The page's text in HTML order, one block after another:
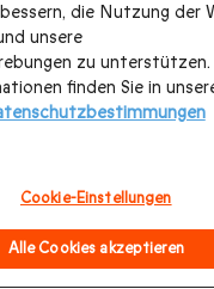
die Nutzung der
unsere
zu unterstützen.
finden Sie in
Cookie-Einstellungen
Alle Cookies akzeptieren